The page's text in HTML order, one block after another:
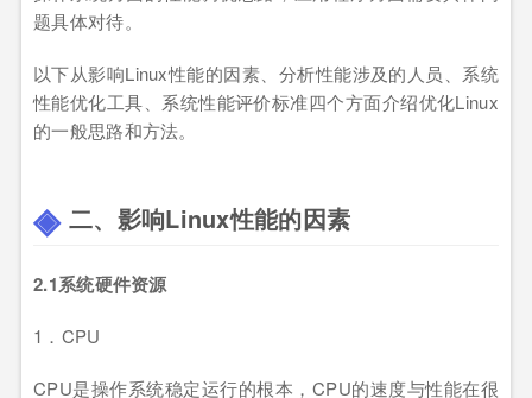
题具体对待。
以下从影响Linux性能的因素、分析性能涉及的人员、系统
性能优化工具、系统性能评价标准四个方面介绍优化Linux
的一般思路和方法。
二、影响Linux性能的因素
2.1系统硬件资源
1．CPU
CPU是操作系统稳定运行的根本，CPU的速度与性能在很